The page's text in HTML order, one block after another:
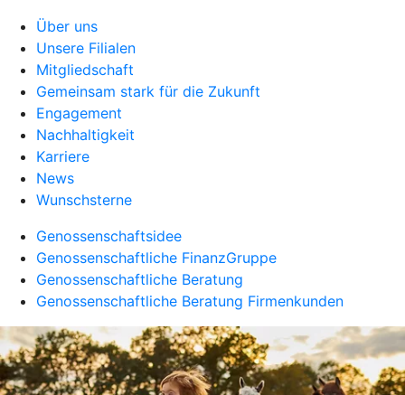
Über uns
Unsere Filialen
Mitgliedschaft
Gemeinsam stark für die Zukunft
Engagement
Nachhaltigkeit
Karriere
News
Wunschsterne
Genossenschaftsidee
Genossenschaftliche FinanzGruppe
Genossenschaftliche Beratung
Genossenschaftliche Beratung Firmenkunden